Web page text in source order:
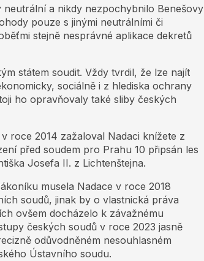
a nikdy nezpochybnilo Benešovy
pouze s jinými neutrálními či
stejně nesprávné aplikace dekretů
státem soudit. Vždy tvrdil, že lze najít
sociálně i z hlediska ochrany
ho opravňovaly také sliby českých
roce 2014 zažaloval Nadaci knížete z
před soudem pro Prahu 10 připsán les
Josefa II. z Lichtenštejna.
musela Nadace v roce 2018
soudů, jinak by o vlastnická práva
ovšem docházelo k závažnému
českých soudů v roce 2023 jasně
odůvodněném nesouhlasném
Ústavního soudu.